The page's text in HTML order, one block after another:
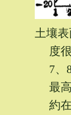
土壤
度
7、
最
約